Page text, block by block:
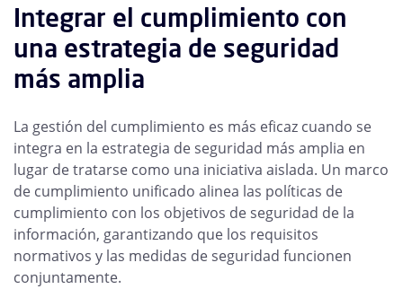
Integrar el cumplimiento con
una estrategia de seguridad
más amplia
La gestión del cumplimiento es más eficaz cuando se
integra en la estrategia de seguridad más amplia en
lugar de tratarse como una iniciativa aislada. Un marco
de cumplimiento unificado alinea las políticas de
cumplimiento con los objetivos de seguridad de la
información, garantizando que los requisitos
normativos y las medidas de seguridad funcionen
conjuntamente.